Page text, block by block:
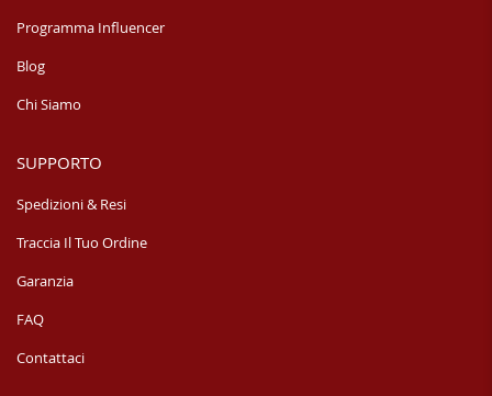
Programma Influencer
Blog
Chi Siamo
SUPPORTO
Spedizioni & Resi
Traccia Il Tuo Ordine
Garanzia
FAQ
Contattaci